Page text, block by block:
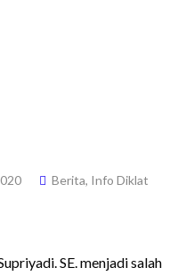
Berita, Info Diklat
SE. menjadi salah